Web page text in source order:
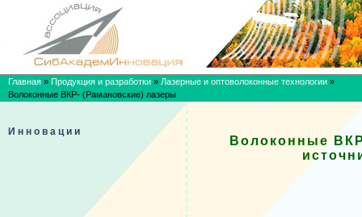
Главная » Продукция и разработки » Лазерные и оптоволоконные технологии »
Волоконные ВКР- (Рамановские) лазеры
Инновации
Волоконные